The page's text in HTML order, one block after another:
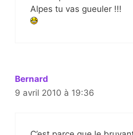
Alpes tu vas gueuler !!!
Bernard
9 avril 2010 à 19:36